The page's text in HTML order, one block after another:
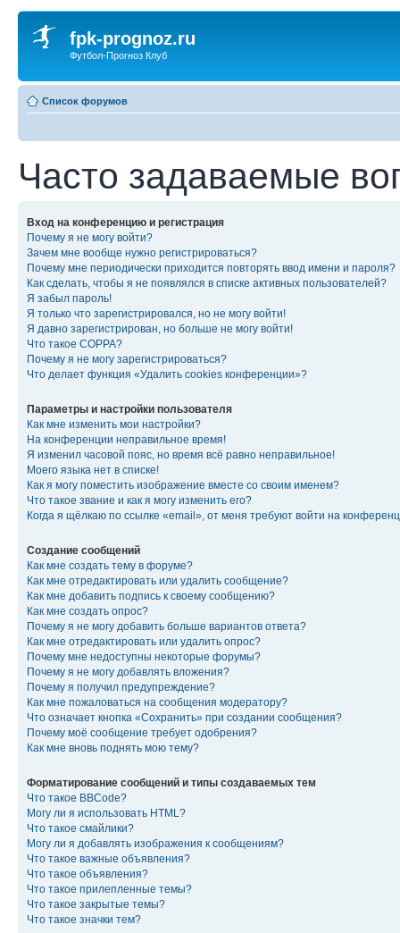
fpk-prognoz.ru
Футбол-Прогноз Клуб
Список форумов
Часто задаваемые
Вход на конференцию и регистрация
Почему я не могу войти?
Зачем мне вообще нужно регистрироваться?
Почему мне периодически приходится повторять ввод имени и пароля?
Как сделать, чтобы я не появлялся в списке активных пользователей?
Я забыл пароль!
Я только что зарегистрировался, но не могу войти!
Я давно зарегистрирован, но больше не могу войти!
Что такое COPPA?
Почему я не могу зарегистрироваться?
Что делает функция «Удалить cookies конференции»?
Параметры и настройки пользователя
Как мне изменить мои настройки?
На конференции неправильное время!
Я изменил часовой пояс, но время всё равно неправильное!
Моего языка нет в списке!
Как я могу поместить изображение вместе со своим именем?
Что такое звание и как я могу изменить его?
Когда я щёлкаю по ссылке «email», от меня требуют войти на
Создание сообщений
Как мне создать тему в форуме?
Как мне отредактировать или удалить сообщение?
Как мне добавить подпись к своему сообщению?
Как мне создать опрос?
Почему я не могу добавить больше вариантов ответа?
Как мне отредактировать или удалить опрос?
Почему мне недоступны некоторые форумы?
Почему я не могу добавлять вложения?
Почему я получил предупреждение?
Как мне пожаловаться на сообщения модератору?
Что означает кнопка «Сохранить» при создании сообщения?
Почему моё сообщение требует одобрения?
Как мне вновь поднять мою тему?
Форматирование сообщений и типы создаваемых тем
Что такое BBCode?
Могу ли я использовать HTML?
Что такое смайлики?
Могу ли я добавлять изображения к сообщениям?
Что такое важные объявления?
Что такое объявления?
Что такое прилепленные темы?
Что такое закрытые темы?
Что такое значки тем?